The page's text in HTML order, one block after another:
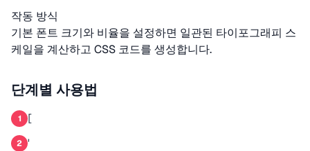
작동 방식
기본 폰트 크기와 비율을 설정하면 일관된 타이포그래피 스
케일을 계산하고 CSS 코드를 생성합니다.
단계별 사용법
1 [
2 '